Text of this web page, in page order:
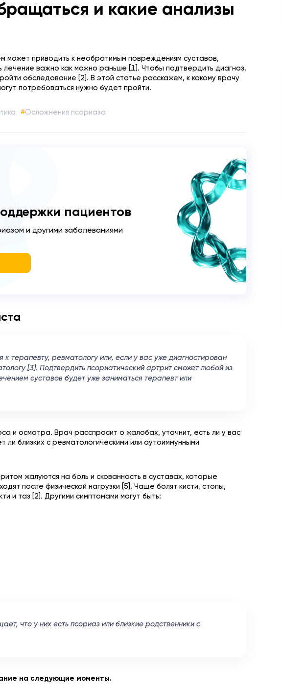
и какие анализы
может приводить к необратимым повреждениям суставов,
лечение важно как можно раньше [1]. Чтобы подтвердить диагноз,
обследование [2]. В этой статье расскажем, к какому врачу
потребоваться нужно будет пройти.
Осложнения псориаза
пациентов
и другими заболеваниями
терапевту, ревматологу или, если у вас уже диагностирован
[3]. Подтвердить псориатический артрит сможет любой из
суставов будет уже заниматься терапевт или
и осмотра. Врач расспросит о жалобах, уточнит, есть ли у вас
близких с ревматологическими или аутоиммунными
жалуются на боль и скованность в суставах, которые
после физической нагрузки [5]. Чаще болят кисти, стопы,
и таз [2]. Другими симптомами могут быть:
что у них есть псориаз или близкие родственники с
на следующие моменты.